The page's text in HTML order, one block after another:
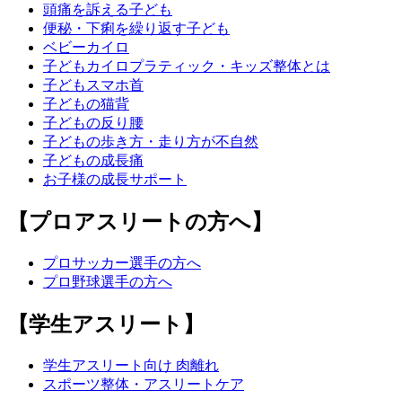
頭痛を訴える子ども
便秘・下痢を繰り返す子ども
ベビーカイロ
子どもカイロプラティック・キッズ整体とは
子どもスマホ首
子どもの猫背
子どもの反り腰
子どもの歩き方・走り方が不自然
子どもの成長痛
お子様の成長サポート
【プロアスリートの方へ】
プロサッカー選手の方へ
プロ野球選手の方へ
【学生アスリート】
学生アスリート向け 肉離れ
スポーツ整体・アスリートケア